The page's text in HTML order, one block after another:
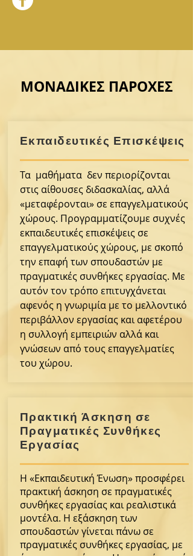
ΜΟΝΑΔΙΚΕΣ ΠΑΡΟΧΕΣ
Εκπαιδευτικές Επισκέψεις
Τα μαθήματα δεν περιορίζονται
στις αίθουσες διδασκαλίας, αλλά
«μεταφέρονται» σε επαγγελματικούς
χώρους. Προγραμματίζουμε συχνές
εκπαιδευτικές επισκέψεις σε
επαγγελματικούς χώρους, με σκοπό
την επαφή των σπουδαστών με
πραγματικές συνθήκες εργασίας. Με
αυτόν τον τρόπο επιτυγχάνεται
αφενός η γνωριμία με το μελλοντικό
περιβάλλον εργασίας και αφετέρου
η συλλογή εμπειριών αλλά και
γνώσεων από τους επαγγελματίες
του χώρου.
Πρακτική Άσκηση σε
Πραγματικές Συνθήκες
Εργασίας
Η «Εκπαιδευτική Ένωση» προσφέρει
πρακτική άσκηση σε πραγματικές
συνθήκες εργασίας και ρεαλιστικά
μοντέλα. Η εξάσκηση των
σπουδαστών γίνεται πάνω σε
πραγματικές συνθήκες εργασίας, με